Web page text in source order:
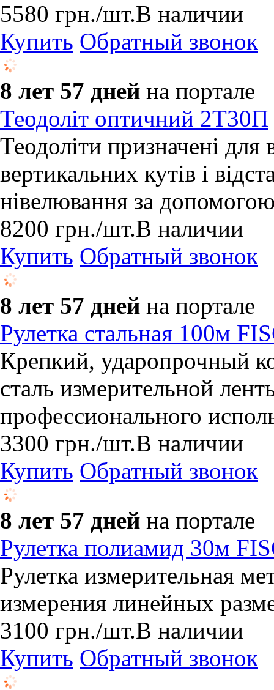
5580 грн./шт.В наличии
Купить Обратный звонок
8 лет 57 дней на портале
Теодоліт оптичний 2Т30П
Теодоліти призначені
вертикальних кутів і
нівелювання за
8200 грн./шт.В наличии
Купить Обратный звонок
8 лет 57 дней на портале
Рулетка стальная 100м
Крепкий, ударопрочный
сталь измерительной
профессионального
3300 грн./шт.В наличии
Купить Обратный звонок
8 лет 57 дней на портале
Рулетка полиамид 30м
Рулетка измерительная
измерения линейных
3100 грн./шт.В наличии
Купить Обратный звонок